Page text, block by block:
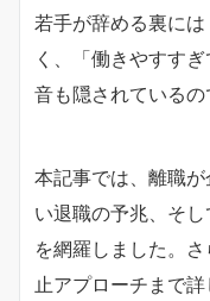
若手が辞める裏に
く、「働きやすす
音も隠されているの
本記事では、離職
い退職の予兆、そ
を網羅しました。
止アプローチまで